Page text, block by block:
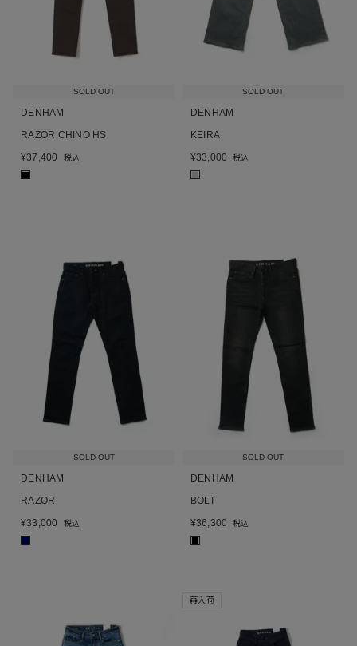
SOLD OUT
DENHAM
RAZOR CHINO HS
¥37,400 税込
■
SOLD OUT
DENHAM
KEIRA
¥33,000 税込
SOLD OUT
DENHAM
RAZOR
¥33,000 税込
SOLD OUT
DENHAM
BOLT
¥36,300 税込
再入荷